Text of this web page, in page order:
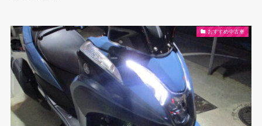
おすすめ中古車